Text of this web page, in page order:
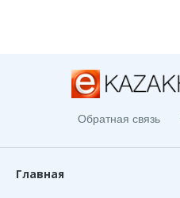
Обратная связь
Главная